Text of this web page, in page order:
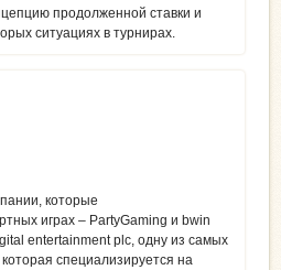
продолженной ставки и
ситуациях в турнирах.
которые
играх – PartyGaming и bwin
entertainment plc, одну из самых
специализируется на